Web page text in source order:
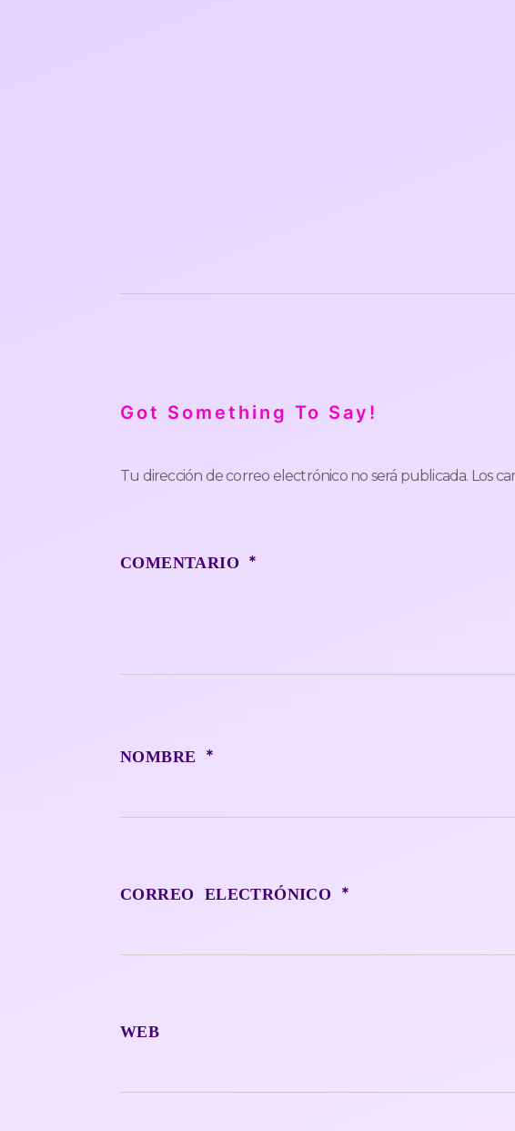
Got Something To Say!
Tu dirección de correo electrónico no será publicada. Los
COMENTARIO*
NOMBRE *
CORREO ELECTRÓNICO *
WEB